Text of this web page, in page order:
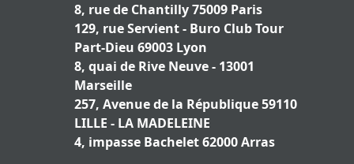
8, rue de Chantilly 75009 Paris
129, rue Servient - Buro Club Tour
Part-Dieu 69003 Lyon
8, quai de Rive Neuve - 13001
Marseille
257, Avenue de la République 59110
LILLE - LA MADELEINE
4, impasse Bachelet 62000 Arras